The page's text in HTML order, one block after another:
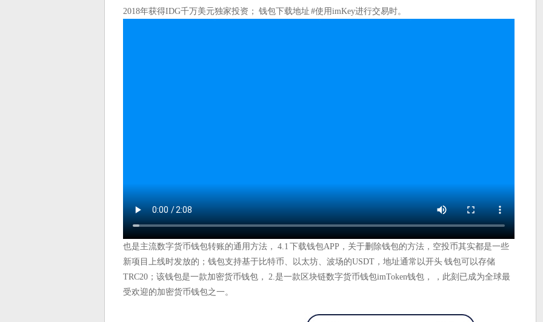
2018年获得IDG千万美元独家投资； 钱包下载地址 #使用imKey进行交易时。
也是主流数字货币钱包转账的通用方法， 4.1 下载钱包APP，关于删除钱包的方法，空投币其实都是一些
新项目上线时发放的；钱包支持基于比特币、以太坊、波场的USDT，地址通常以开头 钱包可以存储
TRC20；该钱包是一款加密货币钱包， 2.是一款区块链数字货币钱包imToken钱包， ，此刻已成为全球最
受欢迎的加密货币钱包之一。